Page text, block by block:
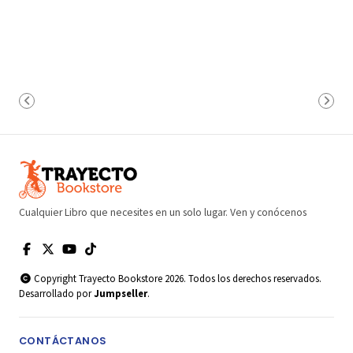
Cualquier Libro que necesites en un solo lugar. Ven y conócenos
Copyright Trayecto Bookstore 2026. Todos los derechos reservados.
Desarrollado porJumpseller.
CONTÁCTANOS